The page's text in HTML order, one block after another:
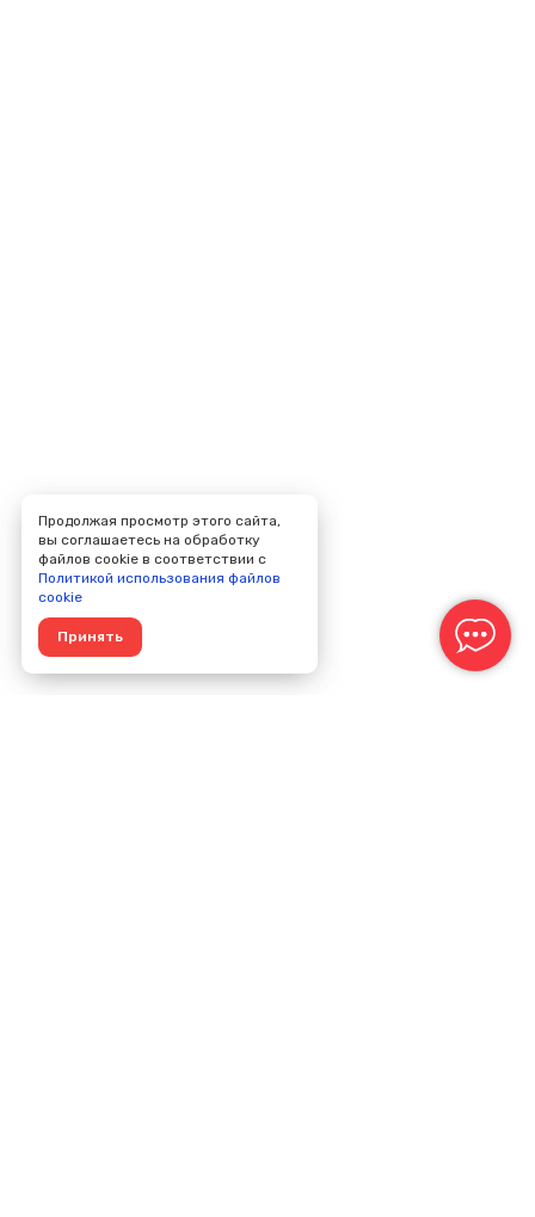
Продолжая просмотр этого сайта,
вы соглашаетесь на обработку
файлов cookie в соответствии с
Политикой использования файлов
cookie
Принять